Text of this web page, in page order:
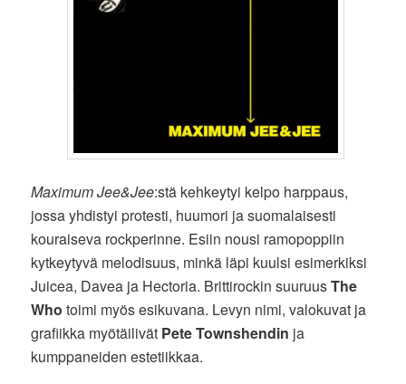
Maximum Jee&Jee:stä kehkeytyi kelpo harppaus,
jossa yhdistyi protesti, huumori ja suomalaisesti
kouraiseva rockperinne. Esiin nousi ramopoppiin
kytkeytyvä melodisuus, minkä läpi kuulsi esimerkiksi
Juicea, Davea ja Hectoria. Brittirockin suuruusThe
Who toimi myös esikuvana. Levyn nimi, valokuvat ja
grafiikka myötäilivät Pete Townshendin ja
kumppaneiden estetiikkaa.